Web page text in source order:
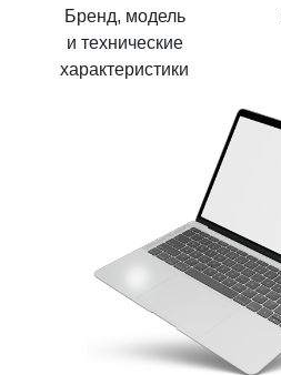
Бренд, модель
и технические
характеристики